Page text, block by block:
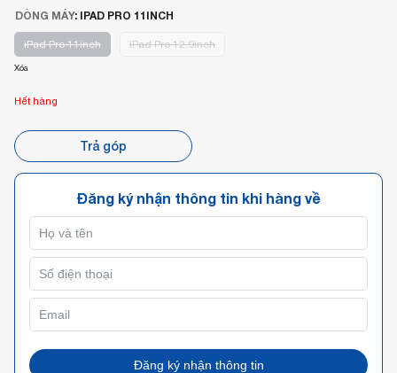
DÒNG MÁY: IPAD PRO 11INCH
iPad Pro 11inch iPad Pro 12.9inch
Xóa
Hết hàng
Trả góp
Đăng ký nhận thông tin khi hàng về
Đăng ký nhận thông tin